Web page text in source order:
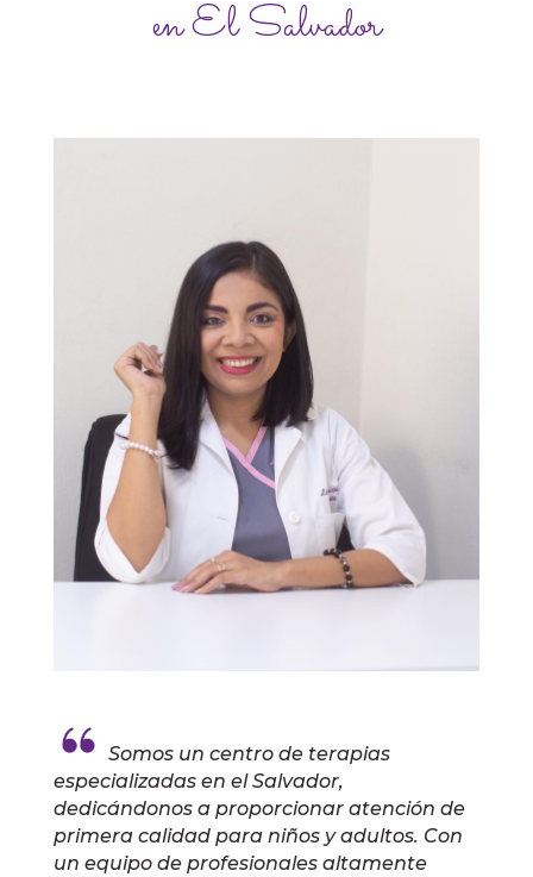
en El Salvador
Somos un centro de terapias
especializadas en el Salvador,
dedicándonos a proporcionar atención de
primera calidad para niños y adultos. Con
un equipo de profesionales altamente